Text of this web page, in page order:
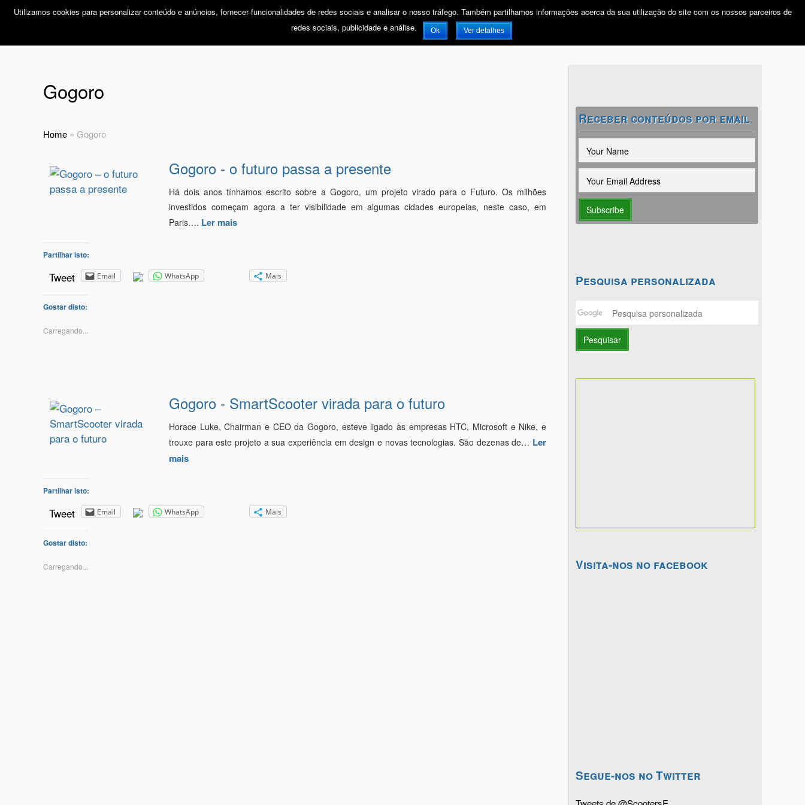
HOME NOTÍCIAS E-FORUM SABER MAIS CONTACTOS
Gogoro
Home » Gogoro
Gogoro - o futuro passa a presente
Há dois anos tínhamos escrito sobre a Gogoro, um projeto virado para o Futuro. Os milhões
investidos começam agora a ter visibilidade em algumas cidades europeias, neste caso, em
Paris…. Ler mais
Partilhar isto:
Tweet Email WhatsApp Mais
Gostar disto:
Carregando...
Gogoro - SmartScooter virada para o futuro
Horace Luke, Chairman e CEO da Gogoro, esteve ligado às empresas HTC, Microsoft e Nike, e
trouxe para este projeto a sua experiência em design e novas tecnologias. São dezenas de… Ler
mais
Partilhar isto:
Tweet Email WhatsApp Mais
Gostar disto:
Carregando...
Receber conteúdos por email
Pesquisa personalizada
Visita-nos no facebook
Segue-nos no Twitter
Utilizamos cookies para personalizar conteúdo e anúncios, fornecer funcionalidades de redes sociais e analisar o nosso tráfego. Também partilhamos informações acerca da sua utilização do site com os nossos parceiros de
redes sociais, publicidade e análise.
Ok Ver detalhes